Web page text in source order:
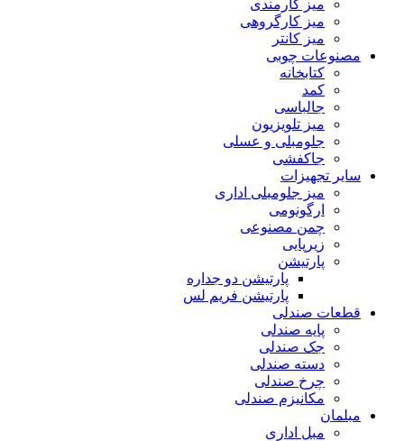
میز کارمندی
میز کارگروهی
میز کانتر
مصنوعات چوبی
کتابخانه
کمد
جالباسی
میز تلویزیون
جلومبلی و عسلی
جاکفشی
سایر تجهیزات
میز جلومبلی اداری
ارگونومی
چمن مصنوعی
زیرپایی
پارتیشن
پارتیشن دو جداره
پارتیشن فریم لس
قطعات صندلی
پایه صندلی
جک صندلی
دسته صندلی
چرخ صندلی
مکانیزم صندلی
مبلمان
مبل اداری